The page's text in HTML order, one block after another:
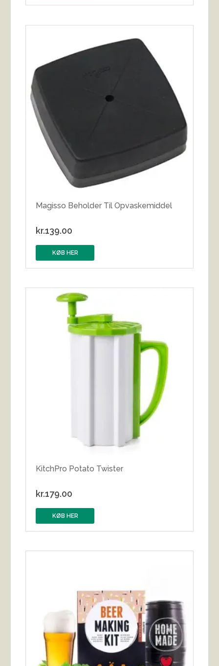
Magisso Beholder Til Opvaskemiddel
kr.139.00
KØB HER
KitchPro Potato Twister
kr.179.00
KØB HER